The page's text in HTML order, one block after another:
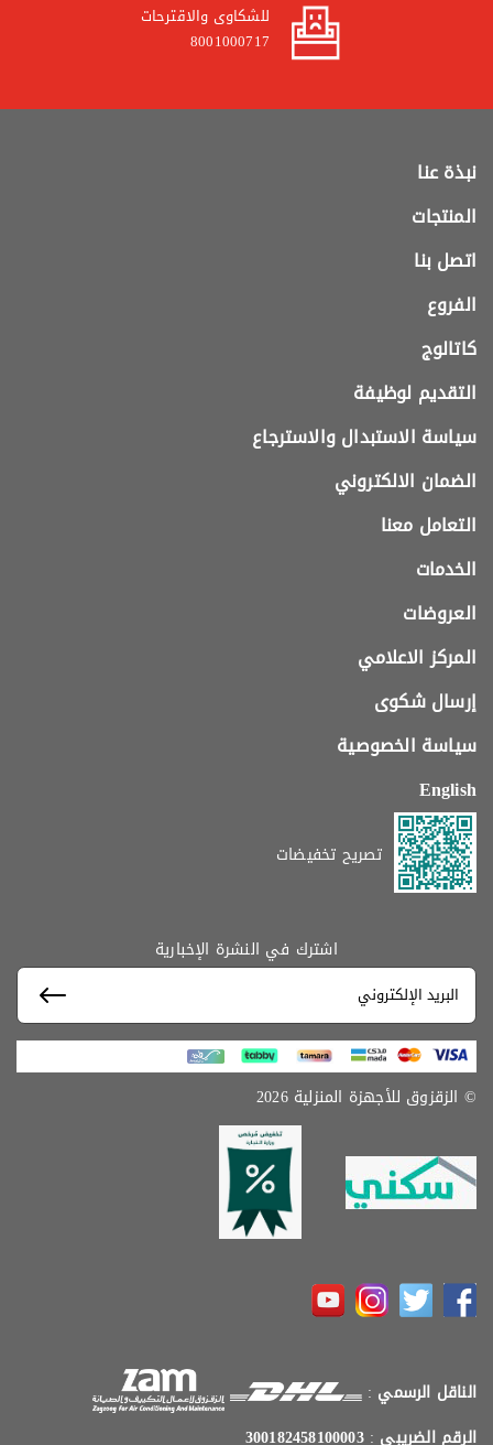
للشكاوى والاقترحات
8001000717
نبذة عنا
المنتجات
اتصل بنا
الفروع
كاتالوج
التقديم لوظيفة
سياسة الاستبدال والاسترجاع
الضمان الالكتروني
التعامل معنا
الخدمات
العروضات
المركز الاعلامي
إرسال شكوى
سياسة الخصوصية
English
تصريح تخفيضات
اشترك في النشرة الإخبارية
© الزقزوق للأجهزة المنزلية 2026
الناقل الرسمي:
الرقم الضريبي:
300182458100003